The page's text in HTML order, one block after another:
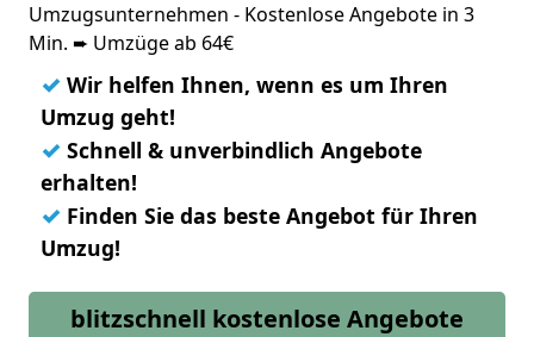
Umzugsunternehmen - Kostenlose Angebote in 3
Min. ➨ Umzüge ab 64€
✓ Wir helfen Ihnen, wenn es um Ihren
Umzug geht!
✓ Schnell & unverbindlich Angebote
erhalten!
✓ Finden Sie das beste Angebot für Ihren
Umzug!
blitzschnell kostenlose Angebote